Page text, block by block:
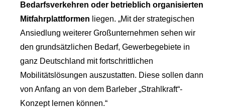
Bedarfsverkehren oder betrieblich organisierten
Mitfahrplattformen liegen. „Mit der strategischen
Ansiedlung weiterer Großunternehmen sehen wir
den grundsätzlichen Bedarf, Gewerbegebiete in
ganz Deutschland mit fortschrittlichen
Mobilitätslösungen auszustatten. Diese sollen dann
von Anfang an von dem Barleber „Strahlkraft“-
Konzept lernen können.“